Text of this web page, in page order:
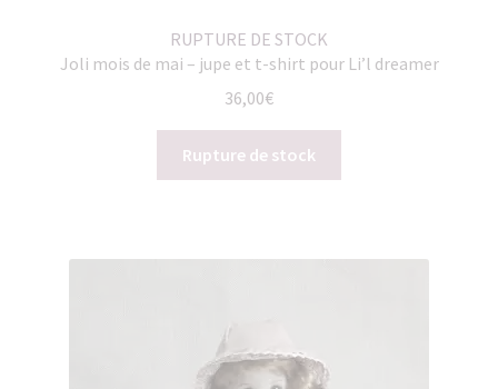
RUPTURE DE STOCK
Joli mois de mai – jupe et t-shirt pour Li’l dreamer
36,00€
Rupture de stock